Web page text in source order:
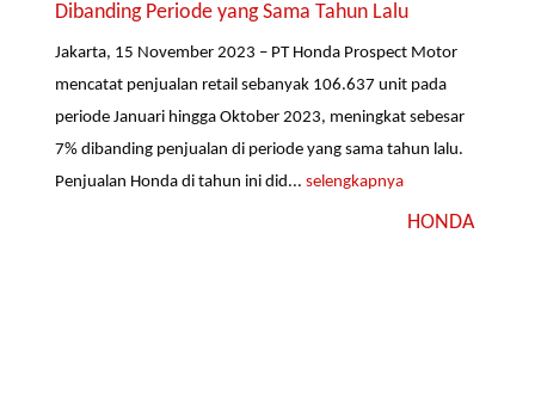
Dibanding Periode yang Sama Tahun Lalu
Jakarta, 15 November 2023 – PT Honda Prospect Motor
mencatat penjualan retail sebanyak 106.637 unit pada
periode Januari hingga Oktober 2023, meningkat sebesar
7% dibanding penjualan di periode yang sama tahun lalu.
Penjualan Honda di tahun ini did...selengkapnya
HONDA